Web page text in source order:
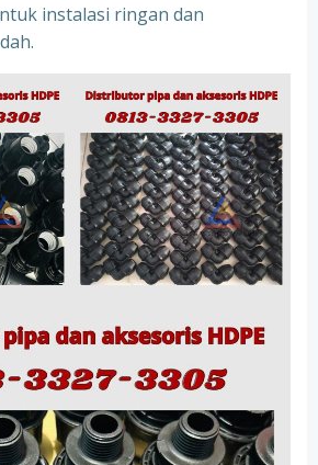
instalasi ringan dan